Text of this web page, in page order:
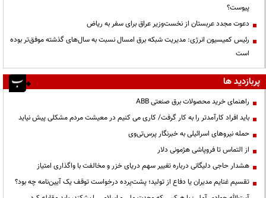
پیوست؟
دعوت مجدد عربستان از نخست‌وزیر عراق برای سفر به ریاض
رئیس کمیسیون انرژی: مدیریت شبکه برق امسال نسبت به سال‌های گذشته موفق‌تر بوده
است
پربازدید ها
راهنمای خرید محصولات برق صنعتی ABB
باید افراد کارآمدتر را به کار گرفت/ کاری می کنیم در معیشت مردم مشکلی پیش نیاید
حمله نیروهای اسرائیلی به خبرنگار پرس‌تی‌وی
از التماس تا فروپاشی هژمونی دلار
هشدار حاجی دلیگانی درباره تغییر سهم دریای خزر و مخالفت با واگذاری امتیاز
تقسیم غنایم مدیران یا دفاع از تولید؛ پشت‌پرده درخواست توقف یک آیین‌نامه چه بود؟